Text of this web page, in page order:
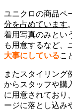
ユニクロの商品ペ
分を占めています
着用写真のみとい
も用意するなど、
大事にしているこ
またスタイリング
からスタッフや購
に用意されており
ージに落とし込み